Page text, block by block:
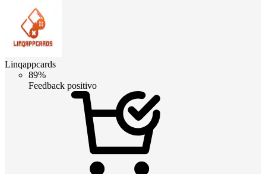
Linqappcards
89%
Feedback positivo